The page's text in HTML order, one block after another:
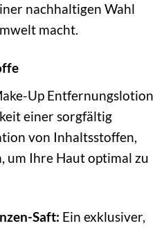
nachhaltigen Wahl
macht.
Up Entfernungslotion
einer sorgfältig
von Inhaltsstoffen,
um Ihre Haut optimal zu
Saft: Ein exklusiver,